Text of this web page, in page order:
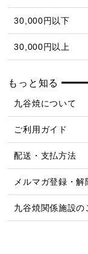
30,000円以下
30,000円以上
もっと知る
九谷焼について
ご利用ガイド
配送・支払方法
メルマガ登録・解
九谷焼関係施設の